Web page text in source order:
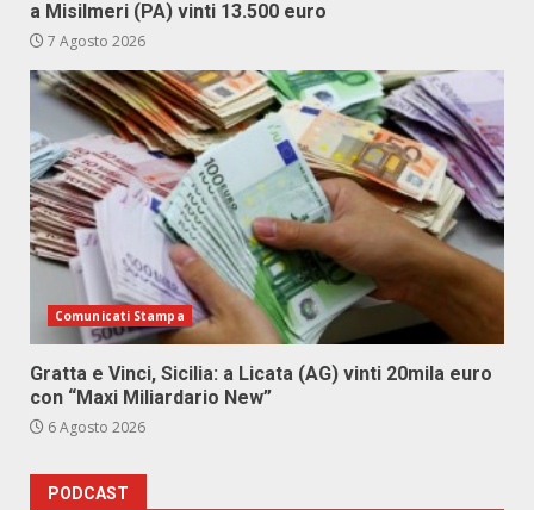
a Misilmeri (PA) vinti 13.500 euro
7 Agosto 2026
Comunicati Stampa
Gratta e Vinci, Sicilia: a Licata (AG) vinti 20mila euro
con “Maxi Miliardario New”
6 Agosto 2026
PODCAST